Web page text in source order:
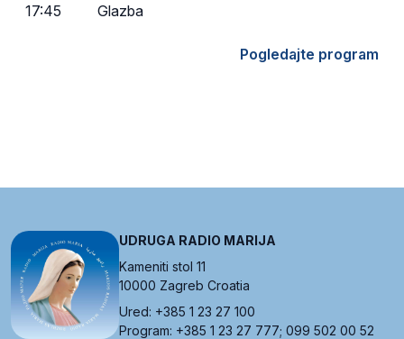
17:45 Glazba
Pogledajte program
UDRUGA RADIO MARIJA
Kameniti stol 11
10000 Zagreb Croatia
Ured: +385 1 23 27 100
Program: +385 1 23 27 777; 099 502 00 52